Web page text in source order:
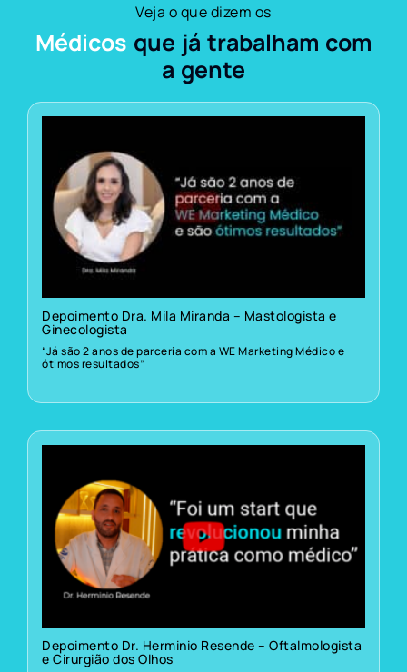
Veja o que dizem os
Médicos que já trabalham com
a gente
Depoimento Dra. Mila Miranda – Mastologista e
Ginecologista
“Já são 2 anos de parceria com a WE Marketing Médico e
ótimos resultados”
Depoimento Dr. Herminio Resende – Oftalmologista
e Cirurgião dos Olhos